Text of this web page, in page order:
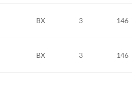
BX 3 146
BX 3 146